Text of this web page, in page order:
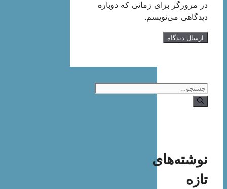
در مرورگر برای زمانی که دوباره
دیدگاهی می‌نویسم.
جستجوی
نوشته‌های
تازه